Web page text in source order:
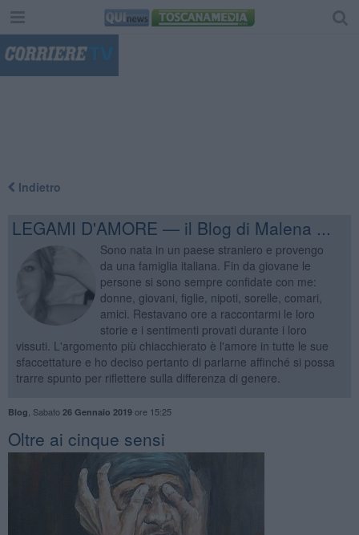
Indietro
LEGAMI D'AMORE — il Blog di Malena ...
Sono nata in un paese straniero e provengo
da una famiglia italiana. Fin da giovane le
persone si sono sempre confidate con me:
donne, giovani, figlie, nipoti, sorelle, comari,
amici. Restavano ore a raccontarmi le loro
storie e i sentimenti provati durante i loro
vissuti. L'argomento più chiacchierato è l'amore in tutte le sue
sfaccettature e ho deciso pertanto di parlarne affinché si possa
trarre spunto per riflettere sulla differenza di genere.
Blog Sabato 26 Gennaio 2019ore 15:25
Oltre ai cinque sensi